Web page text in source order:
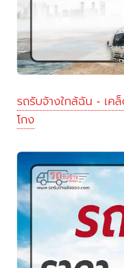
รถรับจ้างใกล้ฉัน - เค
โกง